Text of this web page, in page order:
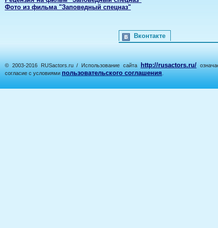
Фото из фильма "Заповедный спецназ"
Вконтакте
© 2003-2016 RUSactors.ru / Использование сайта http://rusactors.ru/
согласие с условиями пользовательского соглашения